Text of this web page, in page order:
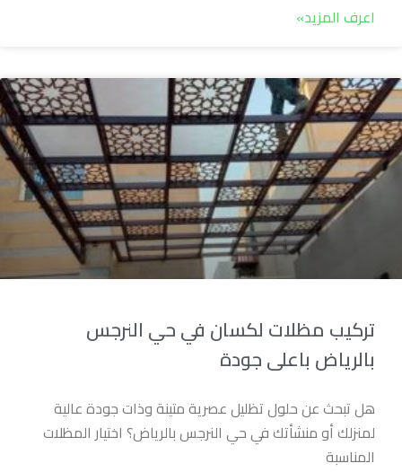
اعرف المزيد»
تركيب مظلات لكسان في حي النرجس
بالرياض باعلى جودة
هل تبحث عن حلول تظليل عصرية متينة وذات جودة عالية
لمنزلك أو منشأتك في حي النرجس بالرياض؟ اختيار المظلات
المناسبة